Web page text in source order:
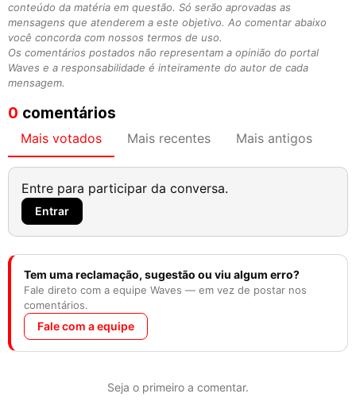
conteúdo da matéria em questão. Só serão aprovadas as
mensagens que atenderem a este objetivo. Ao comentar abaixo
você concorda com nossos termos de uso.
Os comentários postados não representam a opinião do portal
Waves e a responsabilidade é inteiramente do autor de cada
mensagem.
0 comentários
Mais votados Mais recentes Mais antigos
Entre para participar da conversa.
Entrar
Tem uma reclamação, sugestão ou viu algum erro?
Fale direto com a equipe Waves — em vez de postar nos
comentários.
Fale com a equipe
Seja o primeiro a comentar.